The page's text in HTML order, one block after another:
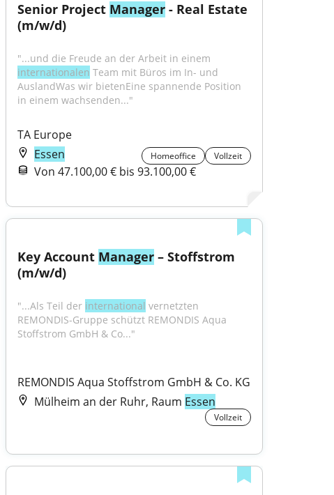
Senior Project Manager - Real Estate
(m/w/d)
internationalen Team mit Büros im In- und
AuslandWas wir bietenEine spannende Position
in einem wachsenden..."
TA Europe
Essen
Homeoffice Vollzeit
Von 47.100,00 € bis 93.100,00 €
Key Account Manager – Stoffstrom
(m/w/d)
"...Als Teil der international vernetzten
REMONDIS-Gruppe schützt REMONDIS Aqua
Stoffstrom GmbH & Co..."
REMONDIS Aqua Stoffstrom GmbH & Co. KG
Mülheim an der Ruhr, Raum Essen
Vollzeit